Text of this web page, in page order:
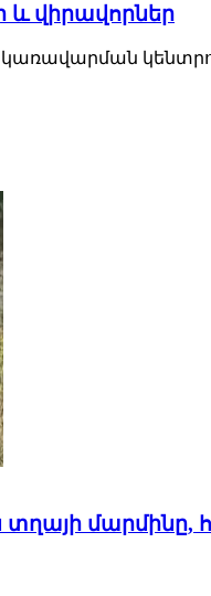
և վիրավորներ
կառավարման
տղայի